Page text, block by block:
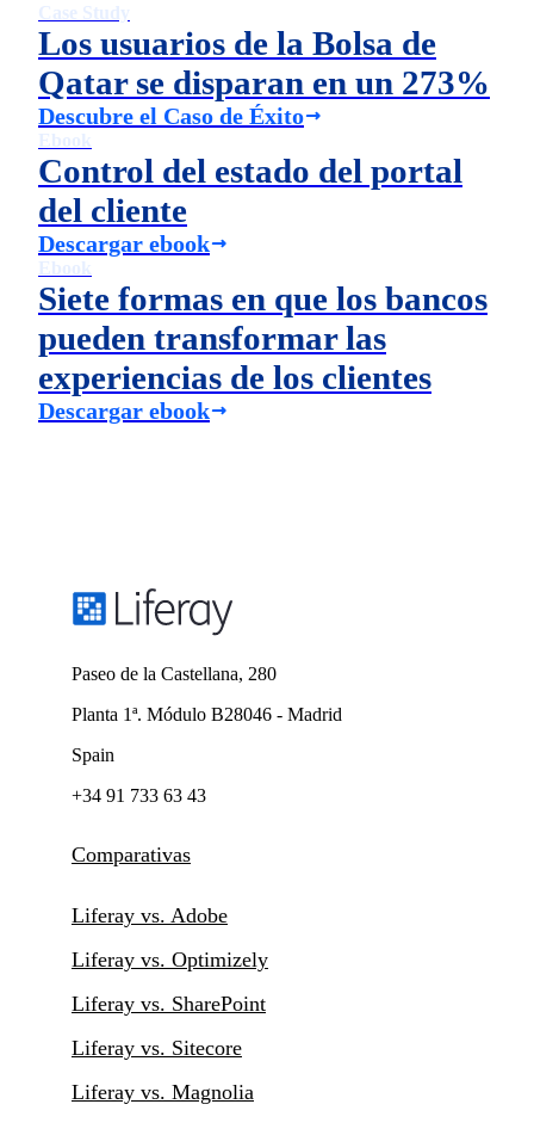
Case Study
Los usuarios de la Bolsa de
Qatar se disparan en un 273%
Descubre el Caso de Éxito
Ebook
Control del estado del portal
del cliente
Descargar ebook
Ebook
Siete formas en que los bancos
pueden transformar las
experiencias de los clientes
Descargar ebook
Paseo de la Castellana, 280
Planta 1ª. Módulo B28046 - Madrid
Spain
+34 91 733 63 43
Comparativas
Liferay vs. Adobe
Liferay vs. Optimizely
Liferay vs. SharePoint
Liferay vs. Sitecore
Liferay vs. Magnolia